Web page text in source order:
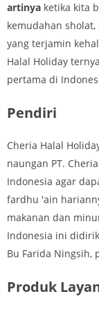
artinya ketika kita
kemudahan
yang terjamin
Halal Holiday
pertama di
Pendiri
Cheria Halal
naungan PT.
Indonesia agar
fardhu 'ain
makanan dan
Indonesia ini
Bu Farida Ningsih,
Produk